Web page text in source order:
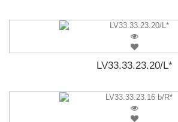
LV33.33.23.20/L*